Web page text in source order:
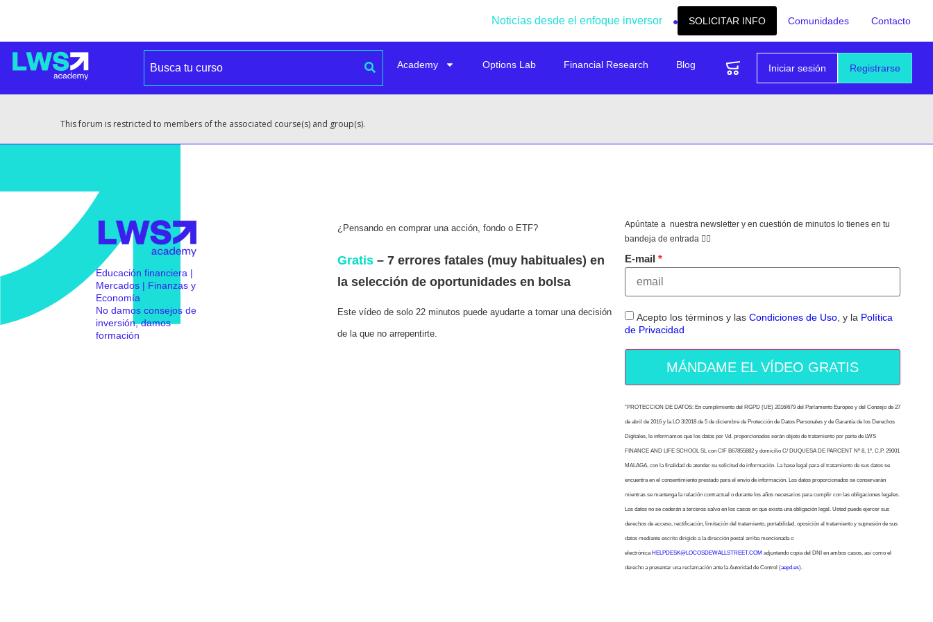
Noticias desde el enfoque inversor SOLICITAR INFO Comunidades Contacto
Registrarse
Iniciar sesión
Academy Options Lab Financial Research Blog
This forum is restricted to members of the associated course(s) and group(s).
Educación financiera |
Mercados | Finanzas y
Economía
No damos consejos de
inversión, damos
formación
¿Pensando en comprar una acción, fondo o ETF?
Gratis– 7 errores fatales (muy habituales) en
la selección de oportunidades en bolsa
Este vídeo de solo 22 minutos puede ayudarte a tomar una decisión
de la que no arrepentirte.
Apúntate a nuestra newsletter y en cuestión de minutos lo tienes en tu
bandeja de entrada 👇🏻
E-mail
Acepto los términos y las Condiciones de Uso, y la Política
de Privacidad
MÁNDAME EL VÍDEO GRATIS
“PROTECCION DE DATOS: En cumplimiento del RGPD (UE) 2016/679 del Parlamento Europeo y del Consejo de 27
de abril de 2016 y la LO 3/2018 de 5 de diciembre de Protección de Datos Personales y de Garantía de los Derechos
Digitales, le informamos que los datos por Vd. proporcionados serán objeto de tratamiento por parte de LWS
FINANCE AND LIFE SCHOOL SL con CIF B67855882 y domicilio C/ DUQUESA DE PARCENT Nº 8, 1º, C.P. 29001
MALAGA, con la finalidad de atender su solicitud de información. La base legal para el tratamiento de sus datos se
encuentra en el consentimiento prestado para el envío de información. Los datos proporcionados se conservarán
mientras se mantenga la relación contractual o durante los años necesarios para cumplir con las obligaciones legales.
Los datos no se cederán a terceros salvo en los casos en que exista una obligación legal. Usted puede ejercer sus
derechos de acceso, rectificación, limitación del tratamiento, portabilidad, oposición al tratamiento y supresión de sus
datos mediante escrito dirigido a la dirección postal arriba mencionada o
electrónica HELPDESK@LOCOSDEWALLSTREET.COM adjuntando copia del DNI en ambos casos, así como el
derecho a presentar una reclamación ante la Autoridad de Control (aepd.es).